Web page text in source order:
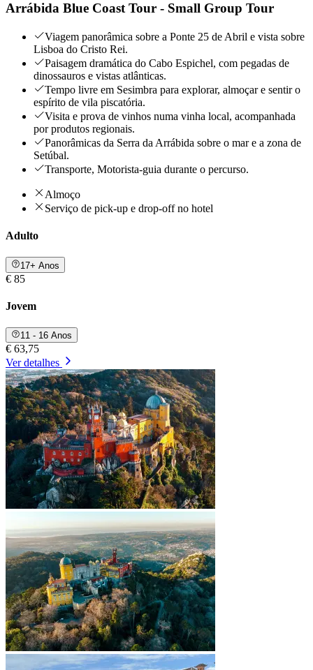
Arrábida Blue Coast Tour - Small Group Tour
Viagem panorâmica sobre a Ponte 25 de Abril e vista sobre
Lisboa do Cristo Rei.
Paisagem dramática do Cabo Espichel, com pegadas de
dinossauros e vistas atlânticas.
Tempo livre em Sesimbra para explorar, almoçar e sentir o
espírito de vila piscatória.
Visita e prova de vinhos numa vinha local, acompanhada
por produtos regionais.
Panorâmicas da Serra da Arrábida sobre o mar e a zona de
Setúbal.
Transporte, Motorista-guia durante o percurso.
Almoço
Serviço de pick-up e drop-off no hotel
Adulto
17+ Anos
€ 85
Jovem
11 - 16 Anos
€ 63,75
Ver detalhes